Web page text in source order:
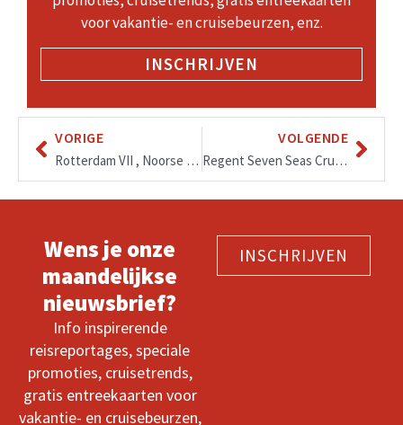
voor vakantie- en cruisebeurzen, enz.
INSCHRIJVEN
VORIGE
Rotterdam VII , Noorse fjorden en Baltic vanaf mei tot oktober 2022, keuze in 7 of 15-daagse cruise vanuit Amsterdam
VOLGENDE
Regent Seven Seas Cruises: ‘Grand Voyages’ 2024-2025
Wens je onze
maandelijkse
nieuwsbrief?
Info inspirerende
reisreportages, speciale
promoties, cruisetrends,
gratis entreekaarten voor
vakantie- en cruisebeurzen,
INSCHRIJVEN